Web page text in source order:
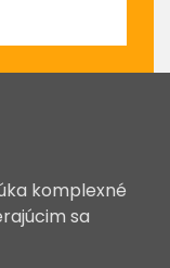
komplexné
sa